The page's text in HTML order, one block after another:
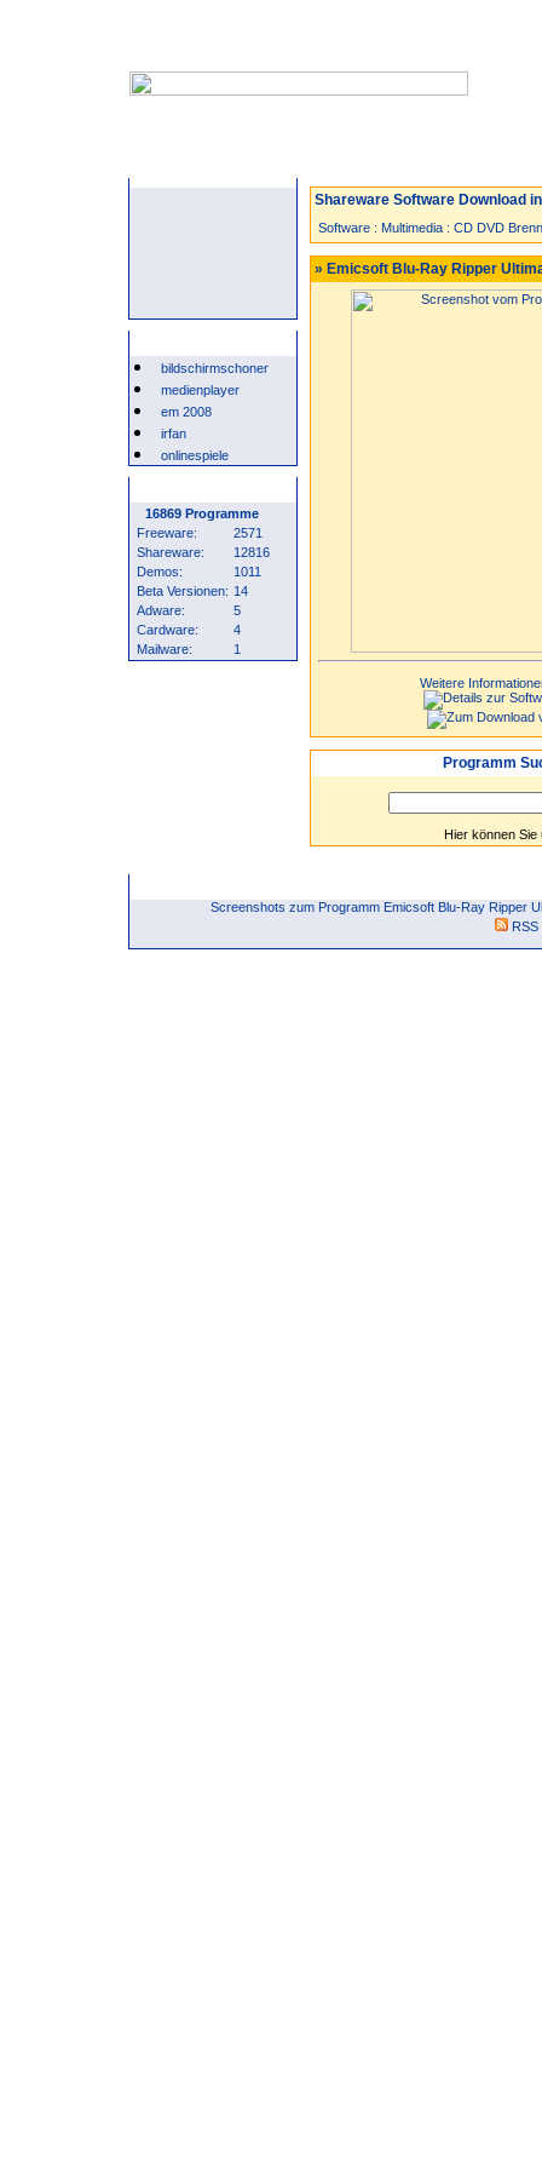
bildschirmschoner
medienplayer
em 2008
irfan
onlinespiele
16869 Programme
Freeware:
2571
Shareware:
12816
Demos:
1011
Beta Versionen: 14
Adware:
5
Cardware:
4
Mailware:
1
Shareware Software Download
Software : Multimedia : CD DVD
» Emicsoft Blu-Ray Ripper
Weitere
Programm
Hier können
Screenshots zum Programm Emicsoft Blu-Ray Ripper